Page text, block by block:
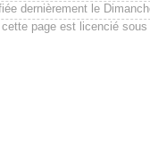
dernièrement le
cette page est licencié